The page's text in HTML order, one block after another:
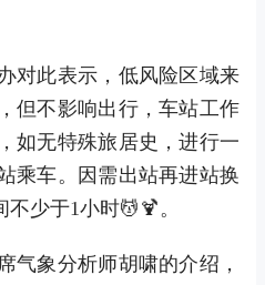
此表示，低风险区域来
但不影响出行，车站工作
如无特殊旅居史，进行一
乘车。因需出站再进站换
少于1小时💆🍹。
象分析师胡啸的介绍，